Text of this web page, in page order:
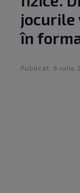
jocurile
în
Publicat: 6 iulie